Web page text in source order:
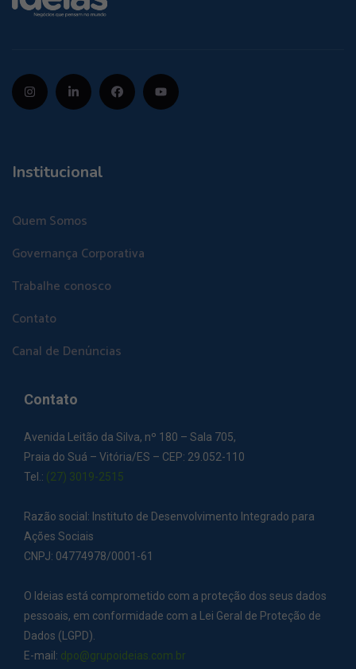
Institucional
Quem Somos
Governança Corporativa
Trabalhe conosco
Contato
Canal de Denúncias
Contato
Avenida Leitão da Silva, nº 180 – Sala 705,
Praia do Suá – Vitória/ES – CEP: 29.052-110
Tel.: (27) 3019-2515
Razão social: Instituto de Desenvolvimento Integrado para
Ações Sociais
CNPJ: 04774978/0001-61
O Ideias está comprometido com a proteção dos seus dados
pessoais, em conformidade com a Lei Geral de Proteção de
Dados (LGPD).
E-mail: dpo@grupoideias.com.br